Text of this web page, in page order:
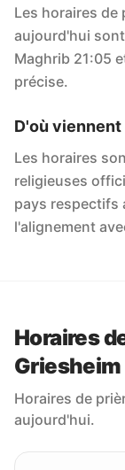
Les horaires de
aujourd'hui
Maghrib 21:05
précise.
D'où
Les horaires
religieuses
pays respectifs
l'alignement
Horaires
Griesheim
Horaires de
aujourd'hui.